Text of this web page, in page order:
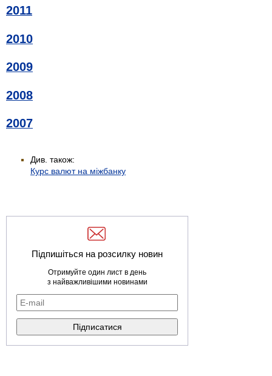
2011
2010
2009
2008
2007
Див. також:
Курс валют на міжбанку
Підпишіться на розсилку новин
Отримуйте один лист в день
з найважливішими новинами